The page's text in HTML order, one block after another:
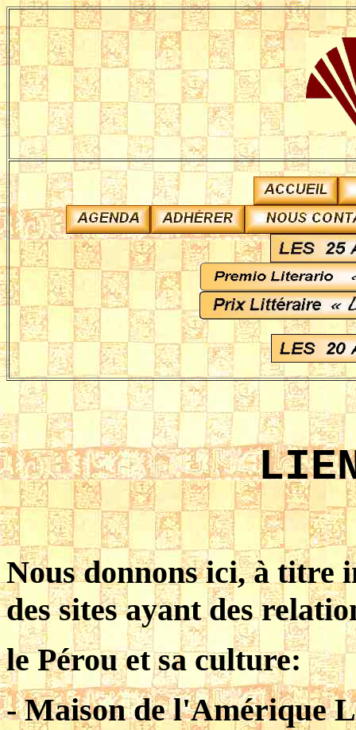
Nous donnons ici, à titre
des sites ayant des
le Pérou et sa culture:
- Maison de l'Amérique